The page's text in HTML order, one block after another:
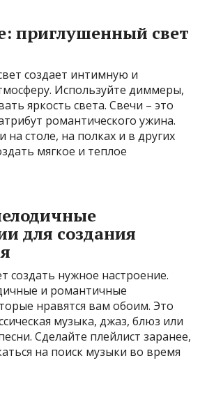
приглушенный свет
создает интимную и
Используйте диммеры,
яркость света. Свечи – это
романтического ужина.
на столе, на полках и в других
мягкое и теплое
для создания
создать нужное настроение.
и романтичные
нравятся вам обоим. Это
музыка, джаз, блюз или
Сделайте плейлист заранее,
на поиск музыки во время